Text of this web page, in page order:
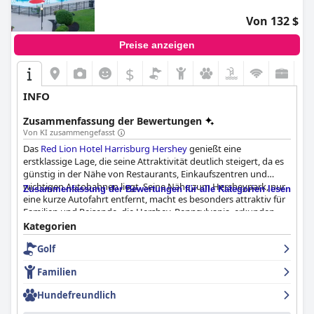
Von 132 $
Preise anzeigen
$
INFO
Zusammenfassung der Bewertungen
Von KI zusammengefasst
Das Red Lion Hotel Harrisburg Hersheygenießt eine
erstklassige Lage, die seine Attraktivität deutlich steigert, da es
günstig in der Nähe von Restaurants, Einkaufszentren und
wichtigen Autobahnen liegt. Seine Nähe zum Hersheypark, nur
eine kurze Autofahrt entfernt, macht es besonders attraktiv für
Familien und Reisende, die Hershey, Pennsylvania, erkunden
möchten. Die Erreichbarkeit von Annehmlichkeiten wie Target,
Walmart und einer Reihe von Restaurants trägt zusätzlich zum
Komfort bei und erleichtert die Reiseplanung durch
unkomplizierte Routen zu anderen lokalen Attraktionen.
Das Frühstückserlebnis im Hotel erhielt im Allgemeinen
positives Feedback, wobei die Gäste die köstliche und
Zusammenfassung der Bewertungen für alle Kategorien lesen
Kategorien
Golf
Familien
Hundefreundlich